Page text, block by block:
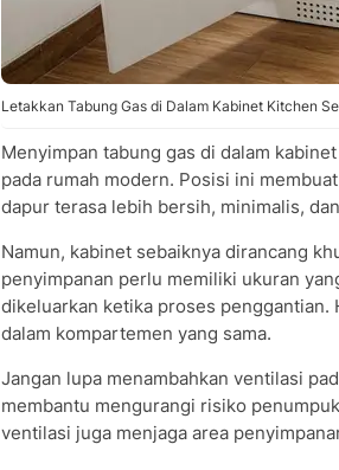
Letakkan Tabung Gas di Dalam Kabinet Kitchen
Menyimpan tabung gas di dalam
pada rumah modern. Posisi ini
dapur terasa lebih bersih, minimalis,
Namun, kabinet sebaiknya dirancang
penyimpanan perlu memiliki ukuran
dikeluarkan ketika proses penggantian.
dalam kompartemen yang sama.
Jangan lupa menambahkan ventilasi
membantu mengurangi risiko
ventilasi juga menjaga area